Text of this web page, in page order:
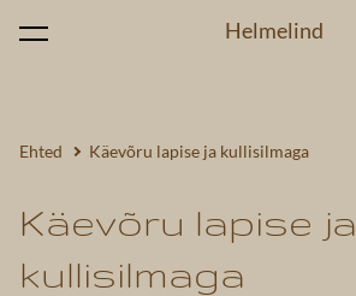
Helmelind
lisati ostukorvi. Vaata ostukorvi
Ehted Käevõru lapise ja kullisilmaga
Käevõru lapise ja
kullisilmaga